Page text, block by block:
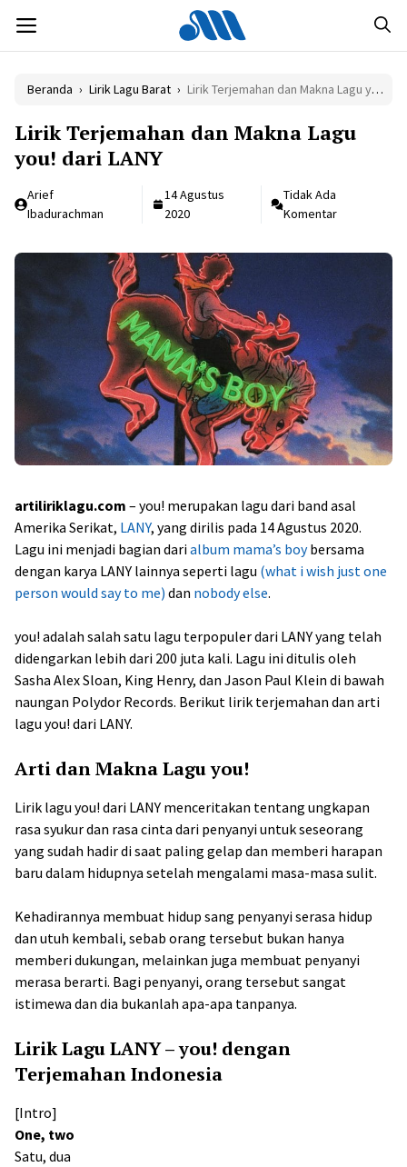
isi
MENU
Beranda › Lirik Lagu Barat › Lirik Terjemahan dan Makna Lagu you! dari LANY
Lirik Terjemahan dan Makna Lagu
you! dari LANY
Arief
Ibadurachman
14 Agustus
2020
Tidak Ada
Komentar
artiliriklagu.com – you! merupakan lagu dari band asal
Amerika Serikat, LANY, yang dirilis pada 14 Agustus 2020.
Lagu ini menjadi bagian darialbum mama’s boybersama
dengan karya LANY lainnya seperti lagu (what i wish just one
person would say to me) dan nobody else.
you! adalah salah satu lagu terpopuler dari LANY yang telah
didengarkan lebih dari 200 juta kali. Lagu ini ditulis oleh
Sasha Alex Sloan, King Henry, dan Jason Paul Klein di bawah
naungan Polydor Records. Berikut lirik terjemahan dan arti
lagu you! dari LANY.
Arti dan Makna Lagu you!
Lirik lagu you! dari LANY menceritakan tentang ungkapan
rasa syukur dan rasa cinta dari penyanyi untuk seseorang
yang sudah hadir di saat paling gelap dan memberi harapan
baru dalam hidupnya setelah mengalami masa-masa sulit.
Kehadirannya membuat hidup sang penyanyi serasa hidup
dan utuh kembali, sebab orang tersebut bukan hanya
memberi dukungan, melainkan juga membuat penyanyi
merasa berarti. Bagi penyanyi, orang tersebut sangat
istimewa dan dia bukanlah apa-apa tanpanya.
Lirik Lagu LANY – you! dengan
Terjemahan Indonesia
[Intro]
One, two
Satu, dua